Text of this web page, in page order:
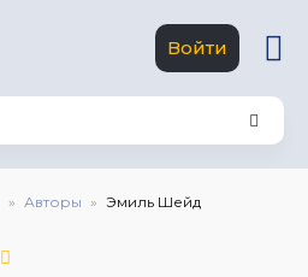
Войти
Авторы Эмиль Шейд